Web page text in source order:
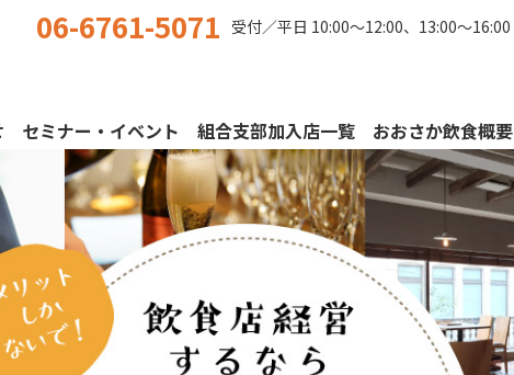
セミナー・イベント 組合支部加入店一覧 おおさか飲食概要
06-6761-5071 受付／平日 10:00〜12:00、13:00〜16:00